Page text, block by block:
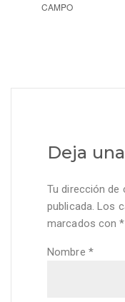
CAMPO
Deja
Tu dirección
publicada. Los
marcados con*
Nombre *